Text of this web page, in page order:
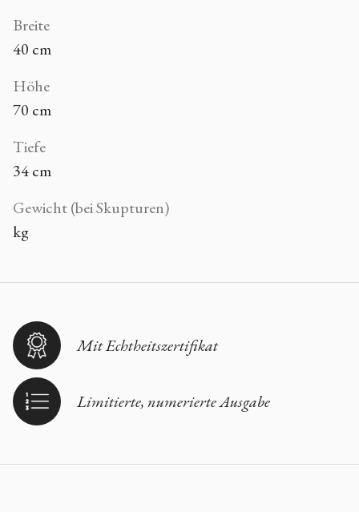
Breite
40 cm
Höhe
70 cm
Tiefe
34 cm
Gewicht (bei Skupturen)
kg
Mit Echtheitszertifikat
Limitierte, numerierte Ausgabe